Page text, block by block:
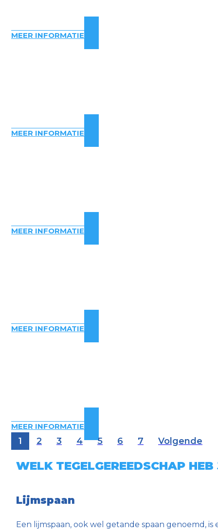
MEER INFORMATIE
MEER INFORMATIE
MEER INFORMATIE
MEER INFORMATIE
MEER INFORMATIE
1 2 3 4 5 6 7 Volgende
WELK TEGELGEREEDSCHAP
Lijmspaan
Een lijmspaan, ook wel getande spaan genoemd,